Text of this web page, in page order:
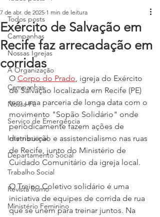
Todos posts
Campanhas
Nossas Igrejas
A Organização
Campanhas
Nossa Fé
Serviço de Emergência
Internacional
Departamento Social
Trabalho Social
Revista Rumo
Ministério Feminino
Exército de Salvação em
Recife faz arrecadação em
corridas
7 de abr. de 2025 1 min de leitura
O Corpo do Prado, igreja do Exército
de Salvação localizada em Recife (PE)
tem uma parceria de longa data com o
movimento "Sopão Solidário" onde
periodicamente fazem ações de
distribuição e assistencialismo nas ruas
de Recife, junto do Ministério de
Cuidado Comunitário da igreja local.
O Treino Coletivo solidário é uma
iniciativa de equipes de corrida de rua
que se unem para treinar juntos. Na